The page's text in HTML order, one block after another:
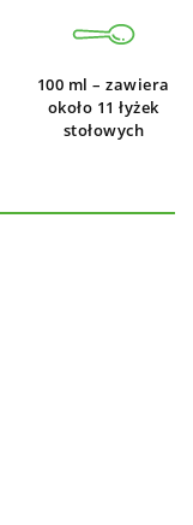
100 ml – zawiera
około 11 łyżek
stołowych